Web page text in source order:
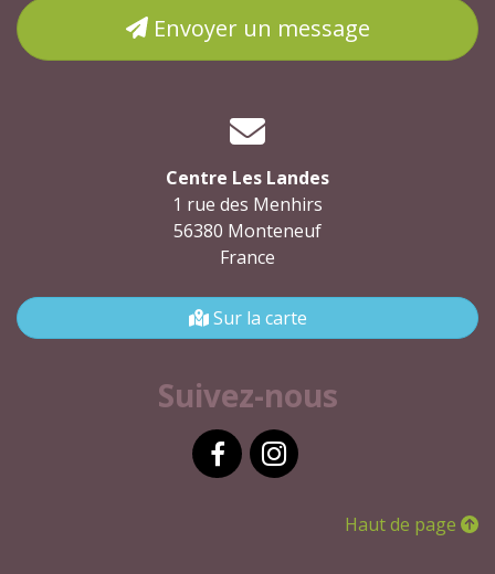
Envoyer un message
Centre Les Landes
1 rue des Menhirs
56380 Monteneuf
France
Sur la carte
Suivez-nous
Haut de page